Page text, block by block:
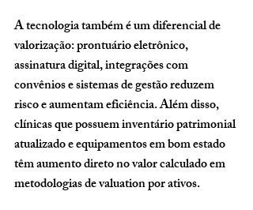
A tecnologia também é um diferencial de
valorização: prontuário eletrônico,
assinatura digital, integrações com
convênios e sistemas de gestão reduzem
risco e aumentam eficiência. Além disso,
clínicas que possuem inventário patrimonial
atualizado e equipamentos em bom estado
têm aumento direto no valor calculado em
metodologias de valuation por ativos.